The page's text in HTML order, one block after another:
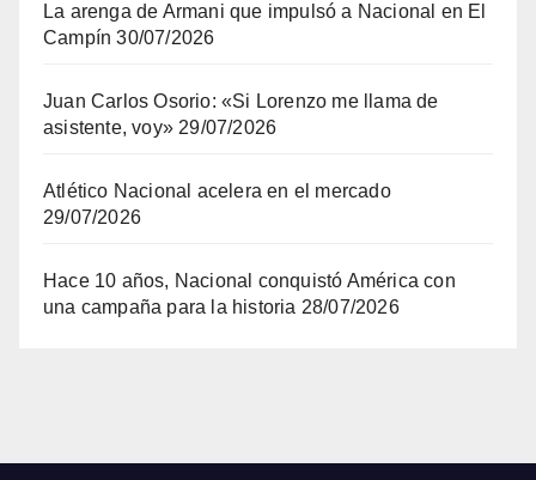
La arenga de Armani que impulsó a Nacional en El
Campín 30/07/2026
Juan Carlos Osorio: «Si Lorenzo me llama de
asistente, voy» 29/07/2026
Atlético Nacional acelera en el mercado
29/07/2026
Hace 10 años, Nacional conquistó América con
una campaña para la historia 28/07/2026